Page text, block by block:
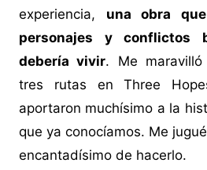
experiencia, una obra
personajes y conflictos
debería vivir. Me
tres rutas en Three
aportaron muchísimo a la
que ya conocíamos. Me
encantadísimo de hacerlo.